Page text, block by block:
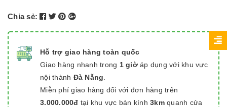
Chia sẻ:
Hỗ trợ giao hàng toàn quốc
Giao hàng nhanh trong 1 giờáp dụng với khu vực
nội thành Đà Nẵng
Miễn phí giao hàng đối với đơn hàng trên
3.000.000đ tại khu vực bán kính 3kmquanh cửa